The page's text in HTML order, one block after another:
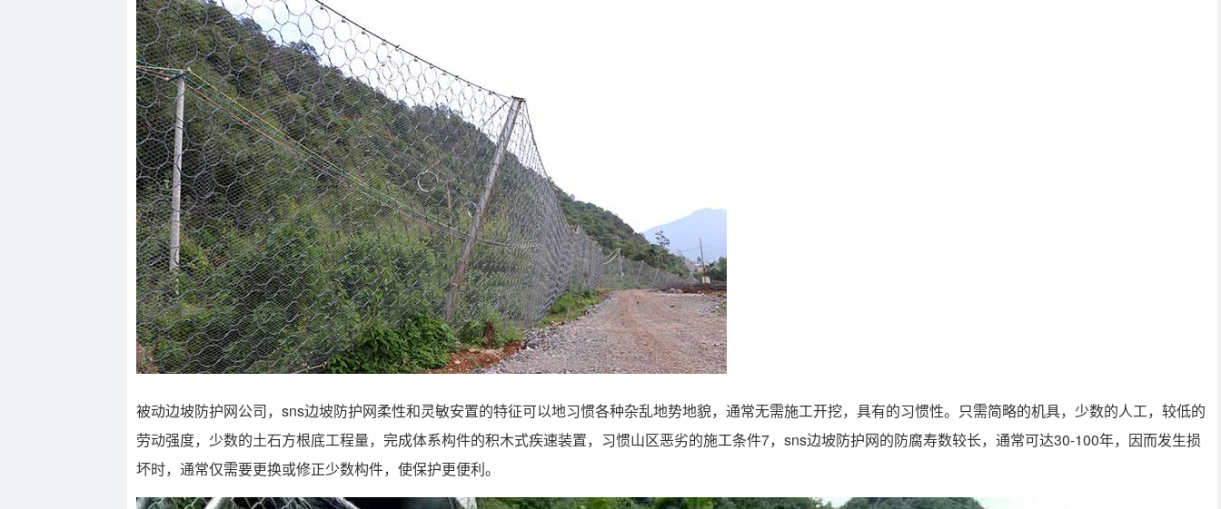
被动边坡防护网公司，sns边坡防护网柔性和灵敏安置的特征可以地习惯各种杂乱地势地貌，通常无需施工开挖，具有的习惯性。只需简略的机具，少数的人工，较低的
劳动强度，少数的土石方根底工程量，完成体系构件的积木式疾速装置，习惯山区恶劣的施工条件7，sns边坡防护网的防腐寿数较长，通常可达30-100年，因而发生损
坏时，通常仅需要更换或修正少数构件，使保护更便利。